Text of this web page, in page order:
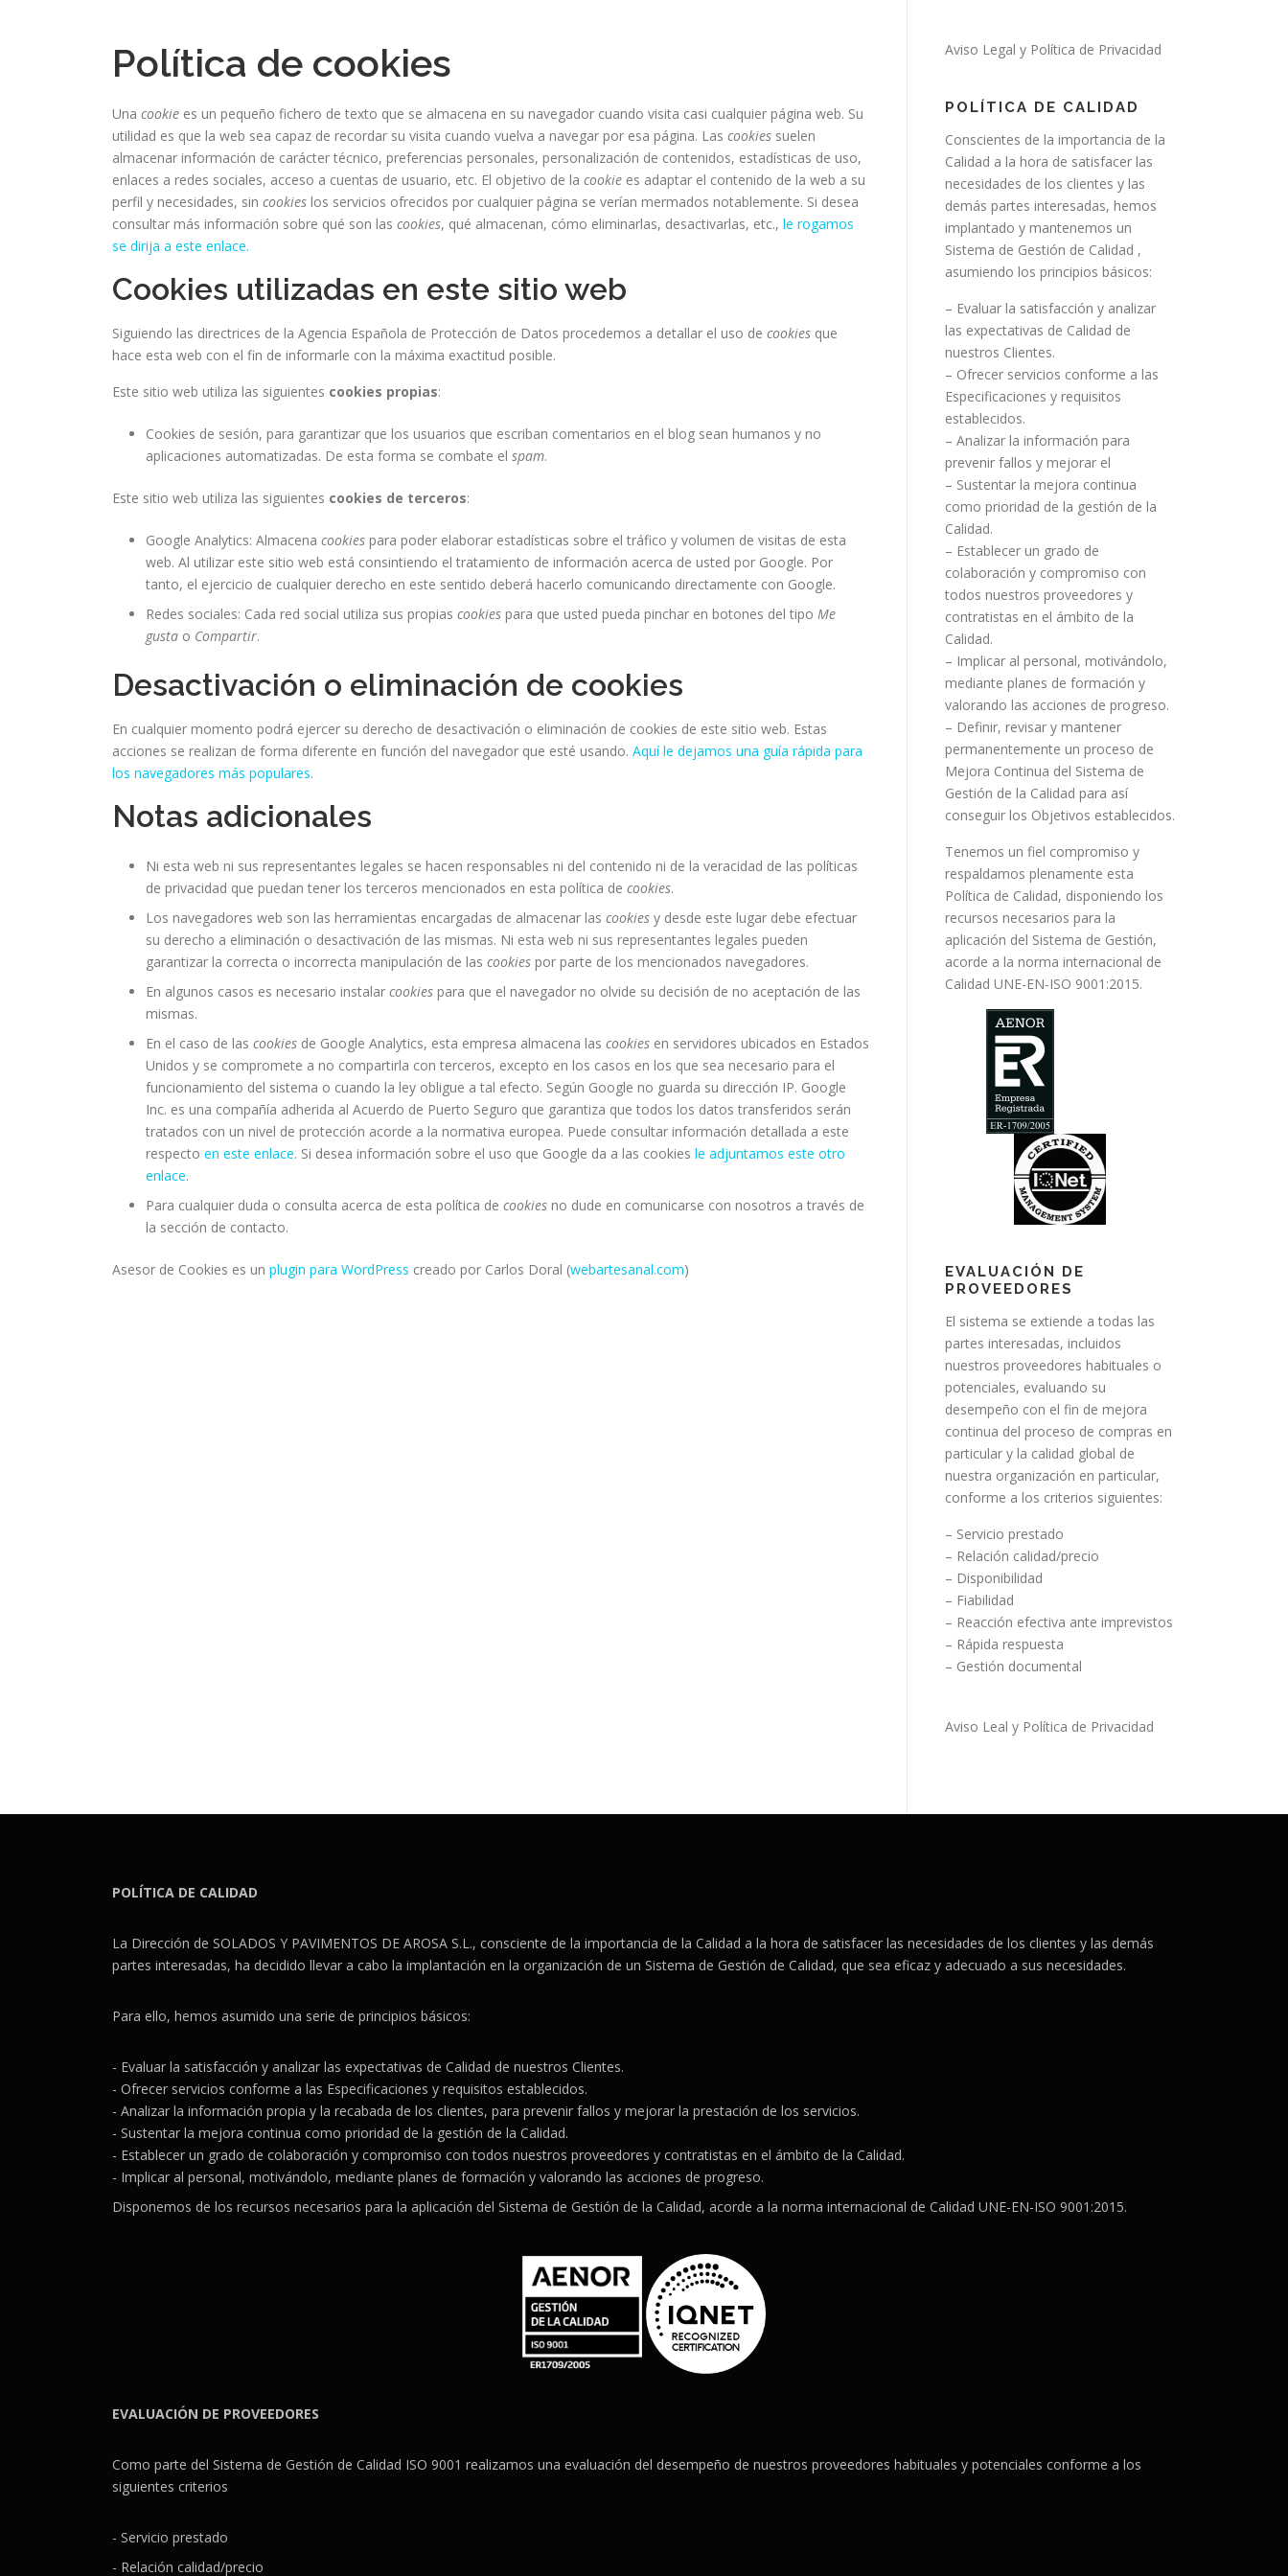
Política de cookies
Una cookie es un pequeño fichero de texto que se almacena en su navegador cuando visita casi cualquier página web. Su
utilidad es que la web sea capaz de recordar su visita cuando vuelva a navegar por esa página. Las cookies suelen
almacenar información de carácter técnico, preferencias personales, personalización de contenidos, estadísticas de uso,
enlaces a redes sociales, acceso a cuentas de usuario, etc. El objetivo de la cookie es adaptar el contenido de la web a su
perfil y necesidades, sin cookies los servicios ofrecidos por cualquier página se verían mermados notablemente. Si desea
consultar más información sobre qué son las cookies, qué almacenan, cómo eliminarlas, desactivarlas, etc., le rogamos
se dirija a este enlace.
Cookies utilizadas en este sitio web
Siguiendo las directrices de la Agencia Española de Protección de Datos procedemos a detallar el uso de cookies que
hace esta web con el fin de informarle con la máxima exactitud posible.
Este sitio web utiliza las siguientes cookies propias:
Cookies de sesión, para garantizar que los usuarios que escriban comentarios en el blog sean humanos y no
aplicaciones automatizadas. De esta forma se combate el spam.
Este sitio web utiliza las siguientes cookies de terceros:
Google Analytics: Almacena cookies para poder elaborar estadísticas sobre el tráfico y volumen de visitas de esta
web. Al utilizar este sitio web está consintiendo el tratamiento de información acerca de usted por Google. Por
tanto, el ejercicio de cualquier derecho en este sentido deberá hacerlo comunicando directamente con Google.
Redes sociales: Cada red social utiliza sus propias cookies para que usted pueda pinchar en botones del tipo Me
gusta o Compartir.
Desactivación o eliminación de cookies
En cualquier momento podrá ejercer su derecho de desactivación o eliminación de cookies de este sitio web. Estas
acciones se realizan de forma diferente en función del navegador que esté usando. Aquí le dejamos una guía rápida para
los navegadores más populares.
Notas adicionales
Ni esta web ni sus representantes legales se hacen responsables ni del contenido ni de la veracidad de las políticas
de privacidad que puedan tener los terceros mencionados en esta política de cookies.
Los navegadores web son las herramientas encargadas de almacenar las cookies y desde este lugar debe efectuar
su derecho a eliminación o desactivación de las mismas. Ni esta web ni sus representantes legales pueden
garantizar la correcta o incorrecta manipulación de las cookies por parte de los mencionados navegadores.
En algunos casos es necesario instalar cookies para que el navegador no olvide su decisión de no aceptación de las
mismas.
En el caso de las cookies de Google Analytics, esta empresa almacena las cookies en servidores ubicados en Estados
Unidos y se compromete a no compartirla con terceros, excepto en los casos en los que sea necesario para el
funcionamiento del sistema o cuando la ley obligue a tal efecto. Según Google no guarda su dirección IP. Google
Inc. es una compañía adherida al Acuerdo de Puerto Seguro que garantiza que todos los datos transferidos serán
tratados con un nivel de protección acorde a la normativa europea. Puede consultar información detallada a este
respecto en este enlace. Si desea información sobre el uso que Google da a las cookies le adjuntamos este otro
enlace.
Para cualquier duda o consulta acerca de esta política de cookies no dude en comunicarse con nosotros a través de
la sección de contacto.
Asesor de Cookies es un plugin para WordPress creado por Carlos Doral (webartesanal.com)
Aviso Legal y Política de Privacidad
POLÍTICA DE CALIDAD
Conscientes de la importancia de la
Calidad a la hora de satisfacer las
necesidades de los clientes y las
demás partes interesadas, hemos
implantado y mantenemos un
Sistema de Gestión de Calidad ,
asumiendo los principios básicos:
– Evaluar la satisfacción y analizar
las expectativas de Calidad de
nuestros Clientes.
– Ofrecer servicios conforme a las
Especificaciones y requisitos
establecidos.
– Analizar la información para
prevenir fallos y mejorar el
– Sustentar la mejora continua
como prioridad de la gestión de la
Calidad.
– Establecer un grado de
colaboración y compromiso con
todos nuestros proveedores y
contratistas en el ámbito de la
Calidad.
– Implicar al personal, motivándolo,
mediante planes de formación y
valorando las acciones de progreso.
– Definir, revisar y mantener
permanentemente un proceso de
Mejora Continua del Sistema de
Gestión de la Calidad para así
conseguir los Objetivos establecidos.
Tenemos un fiel compromiso y
respaldamos plenamente esta
Política de Calidad, disponiendo los
recursos necesarios para la
aplicación del Sistema de Gestión,
acorde a la norma internacional de
Calidad UNE-EN-ISO 9001:2015.
EVALUACIÓN DE
PROVEEDORES
El sistema se extiende a todas las
partes interesadas, incluidos
nuestros proveedores habituales o
potenciales, evaluando su
desempeño con el fin de mejora
continua del proceso de compras en
particular y la calidad global de
nuestra organización en particular,
conforme a los criterios siguientes:
– Servicio prestado
– Relación calidad/precio
– Disponibilidad
– Fiabilidad
– Reacción efectiva ante imprevistos
– Rápida respuesta
– Gestión documental
Aviso Leal y Política de Privacidad
POLÍTICA DE CALIDAD
La Dirección de SOLADOS Y PAVIMENTOS DE AROSA S.L., consciente de la importancia de la Calidad a la hora de satisfacer las necesidades de los clientes y las demás
partes interesadas, ha decidido llevar a cabo la implantación en la organización de un Sistema de Gestión de Calidad, que sea eficaz y adecuado a sus necesidades.
Para ello, hemos asumido una serie de principios básicos:
- Evaluar la satisfacción y analizar las expectativas de Calidad de nuestros Clientes.
- Ofrecer servicios conforme a las Especificaciones y requisitos establecidos.
- Analizar la información propia y la recabada de los clientes, para prevenir fallos y mejorar la prestación de los servicios.
- Sustentar la mejora continua como prioridad de la gestión de la Calidad.
- Establecer un grado de colaboración y compromiso con todos nuestros proveedores y contratistas en el ámbito de la Calidad.
- Implicar al personal, motivándolo, mediante planes de formación y valorando las acciones de progreso.
Disponemos de los recursos necesarios para la aplicación del Sistema de Gestión de la Calidad, acorde a la norma internacional de Calidad UNE-EN-ISO 9001:2015.
EVALUACIÓN DE PROVEEDORES
Como parte del Sistema de Gestión de Calidad ISO 9001 realizamos una evaluación del desempeño de nuestros proveedores habituales y potenciales conforme a los
siguientes criterios
- Servicio prestado
- Relación calidad/precio